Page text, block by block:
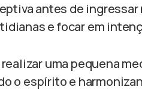
antes de ingressar
e focar em
uma pequena
o espírito e